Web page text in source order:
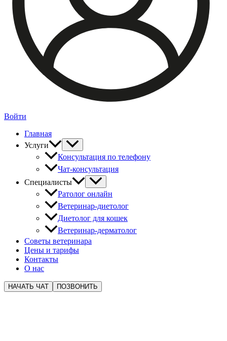
Войти
Главная
Услуги
Консультация по телефону
Чат-консультация
Специалисты
Ратолог онлайн
Ветеринар-диетолог
Диетолог для кошек
Ветеринар-дерматолог
Советы ветеринара
Цены и тарифы
Контакты
О нас
НАЧАТЬ ЧАТ ПОЗВОНИТЬ